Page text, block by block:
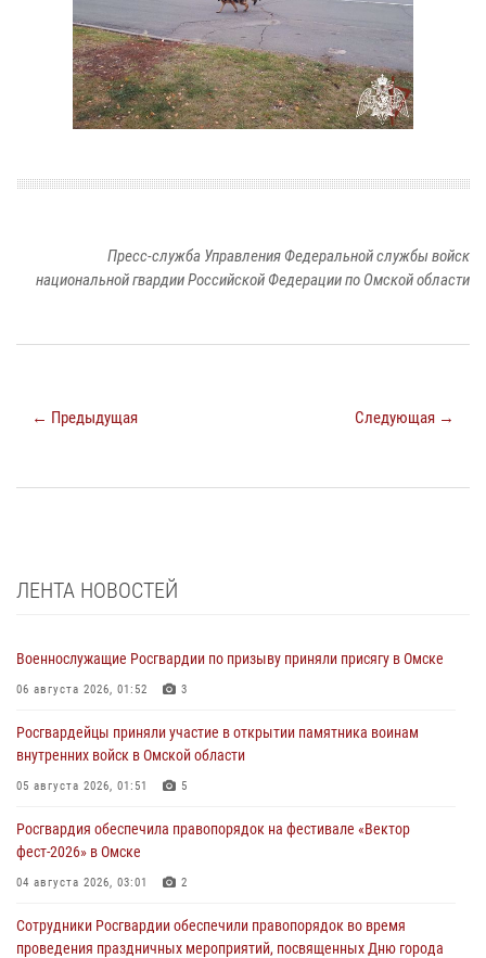
Пресс-служба Управления Федеральной службы войск
национальной гвардии Российской Федерации по Омской области
← Предыдущая Следующая →
ЛЕНТА НОВОСТЕЙ
Военнослужащие Росгвардии по призыву приняли присягу в Омске
06 августа 2026, 01:52 3
Росгвардейцы приняли участие в открытии памятника воинам
внутренних войск в Омской области
05 августа 2026, 01:51 5
Росгвардия обеспечила правопорядок на фестивале «Вектор
фест-2026» в Омске
04 августа 2026, 03:01 2
Сотрудники Росгвардии обеспечили правопорядок во время
проведения праздничных мероприятий, посвященных Дню города